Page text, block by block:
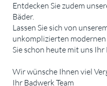
Entdecken Sie zudem
Bäder.
Lassen Sie sich von
unkomplizierten
Sie schon heute mit uns
Wir wünsche Ihnen viel
Ihr Badwerk Team